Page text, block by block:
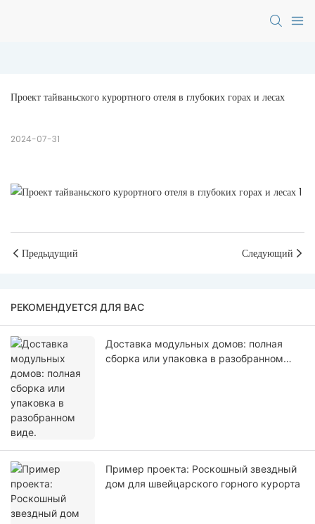
Проект тайваньского курортного отеля в глубоких горах и лесах
2024-07-31
Предыдущий Следующий
РЕКОМЕНДУЕТСЯ ДЛЯ ВАС
Доставка модульных домов: полная
сборка или упаковка в разобранном
Пример проекта: Роскошный звездный
дом для швейцарского горного курорта